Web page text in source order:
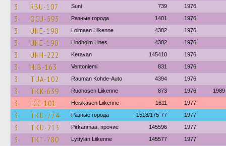
3 RBU-107 Suni 739 1976
3 OCU-593 Разные города 1401 1976
3 UHE-190 Loimaan Liikenne 4382 1976
3 UHE-190 Lindholm Lines 4382 1976
3 UHH-222 Keravan 145410 1976
3 HJB-163 Ventoniemi 831 1976
3 TUA-102 Rauman Kohde-Auto 4394 1976
3 TKK-639 Ruohosen Liikenne 873 1976 1989
3 LCC-101 Heiskasen Liikenne 1611 1977
3 TKU-774 Разные города 1518/175-77 1977
3 TKU-213 Pirkanmaa, прочие 145596 1977
3 TKT-780 Lyttylän Liikenne 145577 1977